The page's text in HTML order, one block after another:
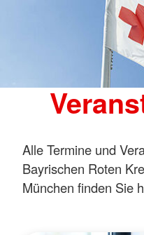
Alle Termine und
Bayrischen Roten
München finden Sie